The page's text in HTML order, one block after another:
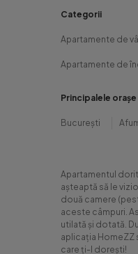
Categorii
Apartamente de
Apartamente de
Principalele orașe
București
Apartamentul
așteaptă să le
două camere
aceste câmpuri.
utilată și dotată.
aplicația HomeZZ
care ți-l dorești!